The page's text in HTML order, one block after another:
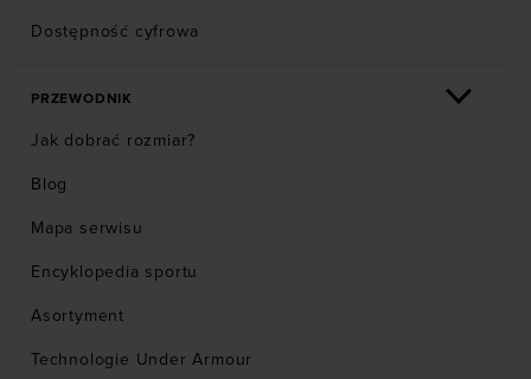
Dostępność cyfrowa
PRZEWODNIK
Jak dobrać rozmiar?
Blog
Mapa serwisu
Encyklopedia sportu
Asortyment
Technologie Under Armour